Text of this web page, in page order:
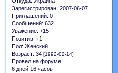
Зарегистрирован: 2007-06-07
Приглашений: 0
Сообщений: 632
Уважение: +15
Позитив: +1
Пол: Женский
Возраст: 34 [1992-02-14]
Провел на форуме:
6 дней 16 часов